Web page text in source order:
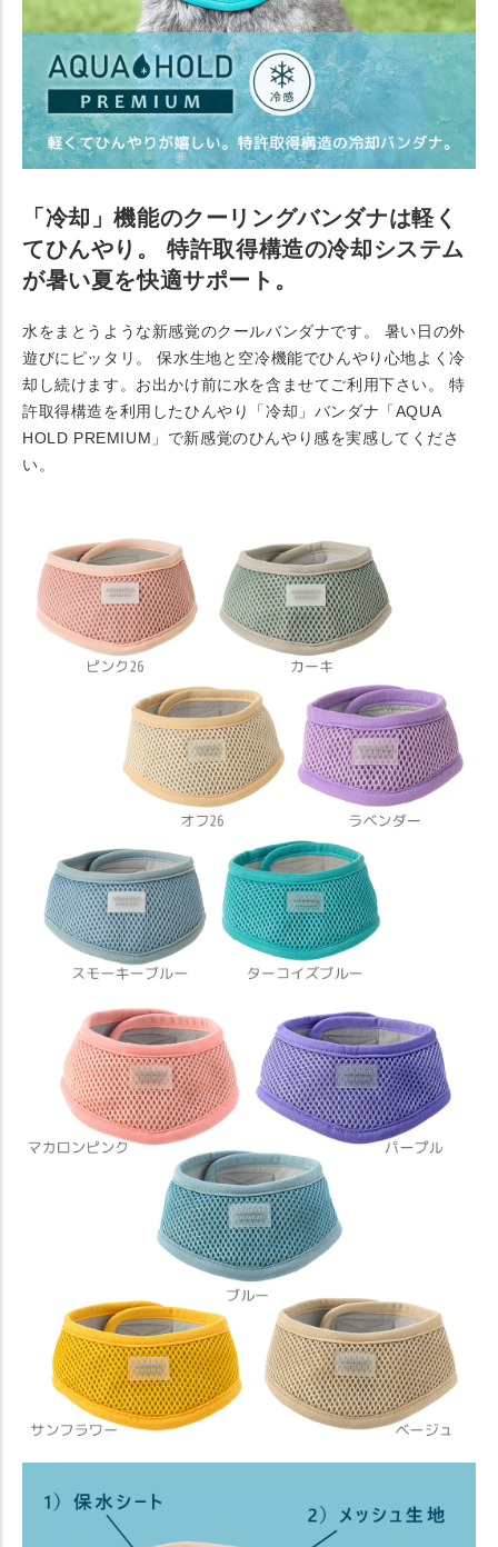
「冷却」機能のクーリングバンダナは軽く
てひんやり。 特許取得構造の冷却システム
が暑い夏を快適サポート。
水をまとうような新感覚のクールバンダナです。 暑い日の外
遊びにピッタリ。 保水生地と空冷機能でひんやり心地よく冷
却し続けます。お出かけ前に水を含ませてご利用下さい。 特
許取得構造を利用したひんやり「冷却」バンダナ「AQUA
HOLD PREMIUM」で新感覚のひんやり感を実感してくださ
い。